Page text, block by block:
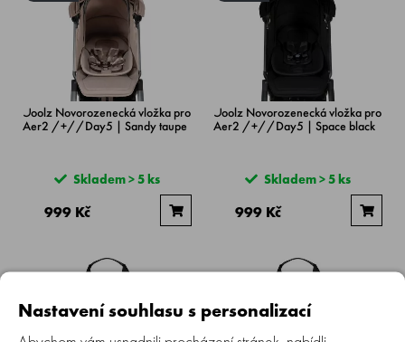
Joolz Novorozenecká vložka pro
Aer2 /+//Day5 | Sandy taupe
Skladem > 5 ks
999 Kč
Joolz Novorozenecká vložka pro
Aer2 /+//Day5 | Space black
Skladem > 5 ks
999 Kč
Nastavení souhlasu s personalizací